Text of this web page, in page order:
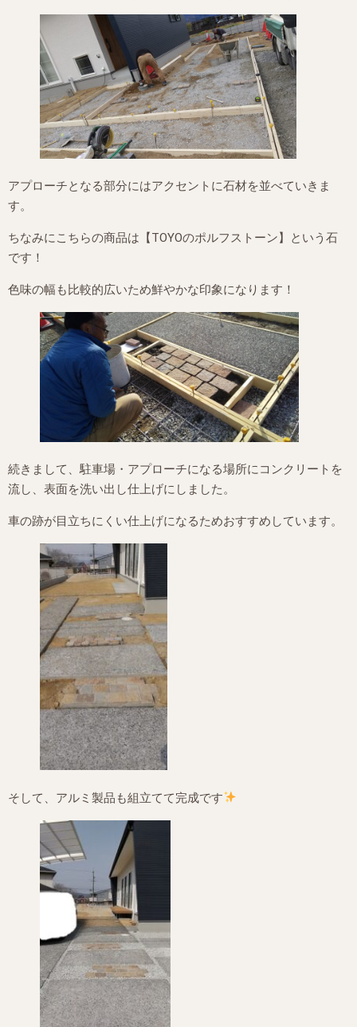
アプローチとなる部分にはアクセントに石材を並べていきま
す。
ちなみにこちらの商品は【TOYOのポルフストーン】という石
です！
色味の幅も比較的広いため鮮やかな印象になります！
続きまして、駐車場・アプローチになる場所にコンクリートを
流し、表面を洗い出し仕上げにしました。
車の跡が目立ちにくい仕上げになるためおすすめしています。
そして、アルミ製品も組立てて完成です